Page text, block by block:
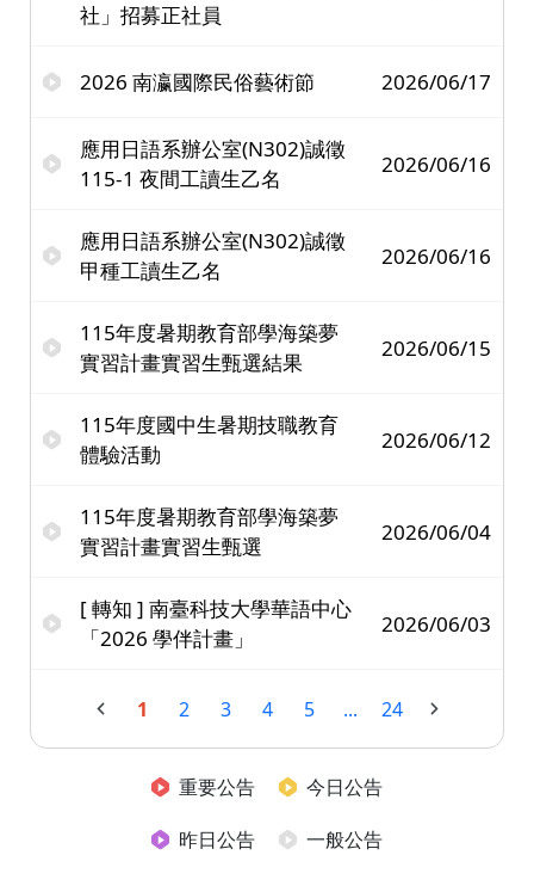
社」招募正社員
2026 南瀛國際民俗藝術節 2026/06/17
應用日語系辦公室(N302)誠徵
115-1 夜間工讀生乙名
2026/06/16
應用日語系辦公室(N302)誠徵
甲種工讀生乙名
2026/06/16
115年度暑期教育部學海築夢
實習計畫實習生甄選結果
2026/06/15
115年度國中生暑期技職教育
體驗活動
2026/06/12
115年度暑期教育部學海築夢
實習計畫實習生甄選
2026/06/04
[ 轉知 ] 南臺科技大學華語中心
「2026 學伴計畫」
2026/06/03
1 2 3 4 5 ... 24
重要公告
今日公告
昨日公告
一般公告